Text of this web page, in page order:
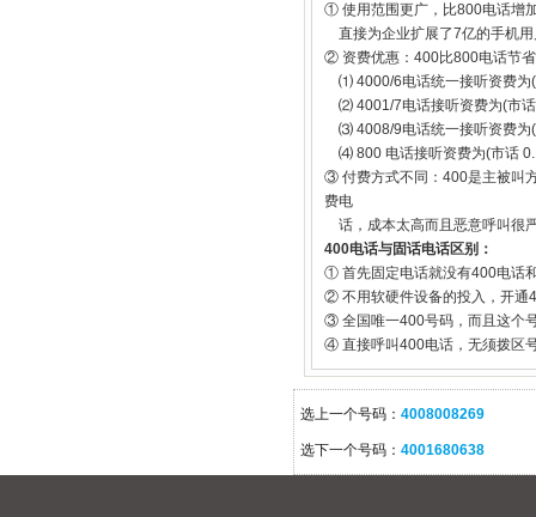
① 使用范围更广，比800电话增
直接为企业扩展了7亿的手机用
② 资费优惠：400比800电话节
⑴ 4000/6电话统一接听资费为
⑵ 4001/7电话接听资费为(市话
⑶ 4008/9电话统一接听资费为
⑷ 800 电话接听资费为(市话
③ 付费方式不同：400是主被叫
费电
话，成本太高而且恶意呼叫很
400电话与固话电话区别：
① 首先固定电话就没有400电话
② 不用软硬件设备的投入，开通
③ 全国唯一400号码，而且这个
④ 直接呼叫400电话，无须拨区
选上一个号码： 4008008269
选下一个号码： 4001680638